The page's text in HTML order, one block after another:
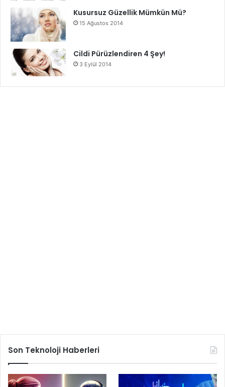
Kusursuz Güzellik Mümkün Mü?
15 Ağustos 2014
Cildi Pürüzlendiren 4 Şey!
3 Eylül 2014
Son Teknoloji Haberleri